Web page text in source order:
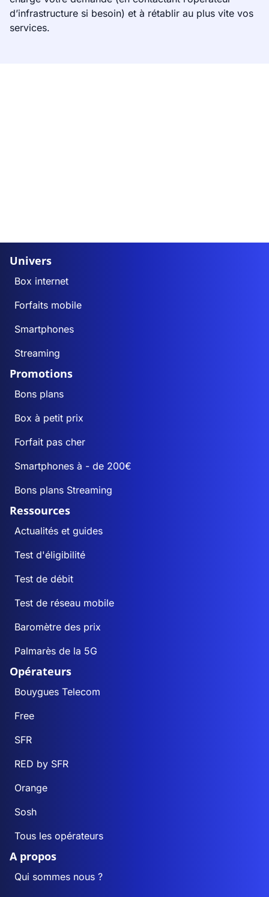
d’infrastructure si besoin) et à rétablir au plus vite vos
services.
Univers
Box internet
Forfaits mobile
Smartphones
Streaming
Promotions
Bons plans
Box à petit prix
Forfait pas cher
Smartphones à - de 200€
Bons plans Streaming
Ressources
Actualités et guides
Test d'éligibilité
Test de débit
Test de réseau mobile
Baromètre des prix
Palmarès de la 5G
Opérateurs
Bouygues Telecom
Free
SFR
RED by SFR
Orange
Sosh
Tous les opérateurs
A propos
Qui sommes nous ?